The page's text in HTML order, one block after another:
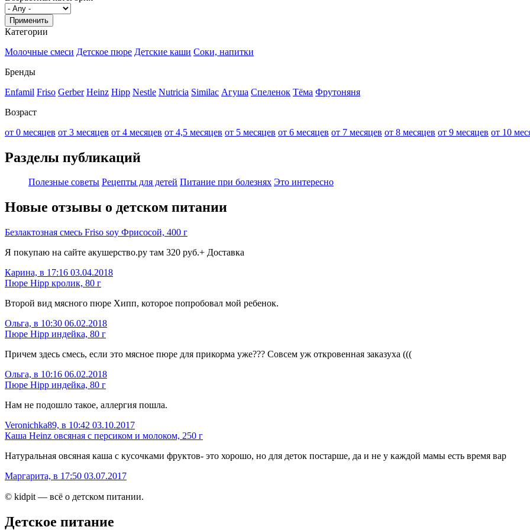
Категории
Молочные смеси Детское пюре Детские каши Соки, напитки
Бренды
Enfamil Friso Gerber Heinz Hipp Nestle Nutricia Similac Агуша Спеленок Тёма Фрутоняня
Возраст
от 0 месяцев от 3 месяцев от 4 месяцев от 4,5 месяцев от 5 месяцев от 6 месяцев от 7 месяцев от 8 месяцев от 9 месяцев от 10
Разделы публикаций
Полезные советы Рецепты для детей Питание при болезнях Это интересно
Новые отзывы о детском питании
Безлактозная смесь Friso soy Фрисосой, 400 г
Я покупаю на сайте акушерство.ру там 320 руб.+ Доставка
Карина, в 17:16 03.04.2018
Пюре Hipp кролик, 80 г
Второй вид мясного пюре Хипп, которое попробовал мой ребенок.
Ольга, в 10:30 06.02.2018
Пюре Hipp индейка, 80 г
Причем здесь смесь, если это мясное пюре для прикорма уже??? Совсем уж откровенная заказуха (((
Ольга, в 10:16 06.02.2018
Пюре Hipp индейка, 80 г
Нам не подошло такое, аллергия пошла.
Veronichka89, в 10:42 03.10.2017
Каша Heinz овсяная с персиком и молоком, 250 г
Натуральная овсяная каша с кусочками фруктов- это хорошо, но для деток постарше, да и не у каждой мамы есть время вар
Маргарита, в 17:50 03.07.2017
© kidpit — всё о детском питании.
Детское питание